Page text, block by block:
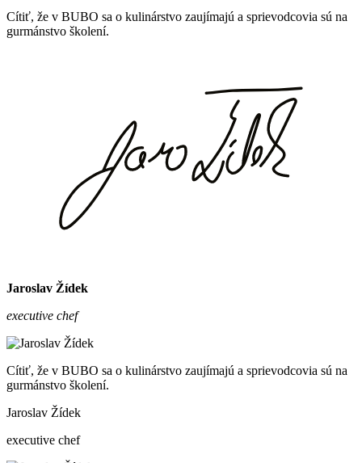
Cítiť, že v BUBO sa o kulinárstvo zaujímajú a sprievodcovia sú na
gurmánstvo školení.
Jaroslav Žídek
executive chef
Cítiť, že v BUBO sa o kulinárstvo zaujímajú a sprievodcovia sú na
gurmánstvo školení.
Jaroslav Žídek
executive chef